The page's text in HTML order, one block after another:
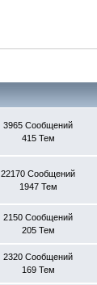
3965 Сообщений
415 Тем
22170 Сообщений
1947 Тем
2150 Сообщений
205 Тем
2320 Сообщений
169 Тем